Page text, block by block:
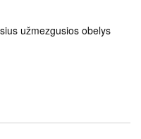
užmezgusios obelys